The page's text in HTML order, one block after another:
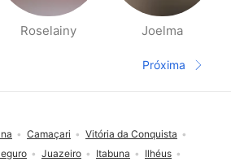
Roselainy Joelma
Página
Próxima
Camaçari
Vitória da Conquista
Juazeiro Itabuna
Ilhéus